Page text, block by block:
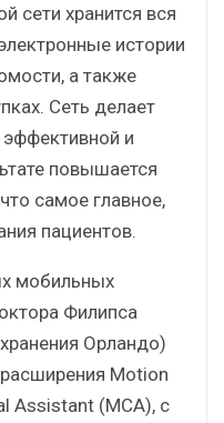
сети хранится вся
истории
а также
Сеть делает
и
повышается
самое главное,
пациентов.
мобильных
Филипса
Орландо)
Motion
Assistant (MCA), с